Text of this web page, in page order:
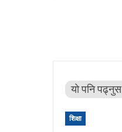
यो पनि पढ्नुस
शिक्षा